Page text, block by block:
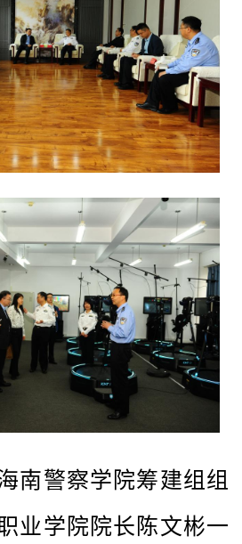
南警察学院筹建组组
业学院院长陈文彬一